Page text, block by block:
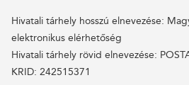
Hivatali tárhely hosszú elnevezése:
elektronikus elérhetőség
Hivatali tárhely rövid elnevezése:
KRID: 242515371